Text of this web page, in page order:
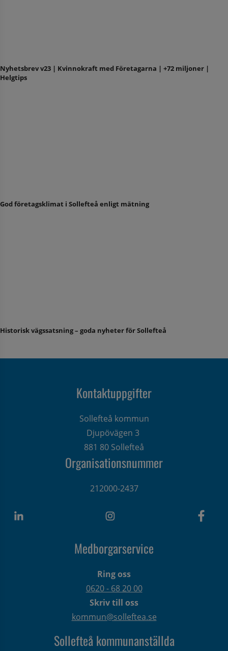
Nyhetsbrev v23 | Kvinnokraft med Företagarna | +72 miljoner |
Helgtips
God företagsklimat i Sollefteå enligt mätning
Historisk vägssatsning – goda nyheter för Sollefteå
Kontaktuppgifter
Sollefteå kommun
Djupövägen 3
881 80 Sollefteå
Organisationsnummer
212000-2437
Medborgarservice
Ring oss
0620 - 68 20 00
Skriv till oss
kommun@solleftea.se
Sollefteå kommunanställda